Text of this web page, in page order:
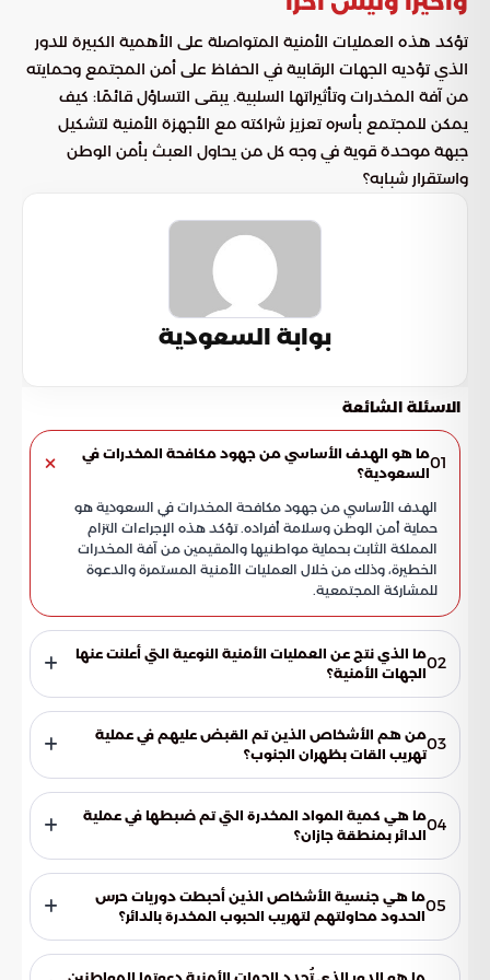
تؤكد هذه العمليات الأمنية المتواصلة على الأهمية الكبيرة للدور
الذي تؤديه الجهات الرقابية في الحفاظ على أمن المجتمع وحمايته
من آفة المخدرات وتأثيراتها السلبية. يبقى التساؤل قائمًا: كيف
يمكن للمجتمع بأسره تعزيز شراكته مع الأجهزة الأمنية لتشكيل
جبهة موحدة قوية في وجه كل من يحاول العبث بأمن الوطن
واستقرار شبابه؟
بوابة السعودية
الاسئلة الشائعة
01ما هو الهدف الأساسي من جهود مكافحة المخدرات في
السعودية؟
الهدف الأساسي من جهود مكافحة المخدرات في السعودية هو
حماية أمن الوطن وسلامة أفراده. تؤكد هذه الإجراءات التزام
المملكة الثابت بحماية مواطنيها والمقيمين من آفة المخدرات
الخطيرة، وذلك من خلال العمليات الأمنية المستمرة والدعوة
للمشاركة المجتمعية.
02ما الذي نتج عن العمليات الأمنية النوعية التي أعلنت عنها
الجهات الأمنية؟
إحباط محاولات عديدة لتهريب المواد المخدرة والمحظورة إلى
داخل المملكة. تبرز هذه النجاحات اليقظة المستمرة للأجهزة الأمنية
وقدرتها على رصد وإحباط المخططات الإجرامية التي تستهدف أمن
البلاد.
03من هم الأشخاص الذين تم القبض عليهم في عملية
تهريب القات بظهران الجنوب؟
من القبض على شخصين يحملان الجنسية اليمنية. جاء ذلك بعد
محاولتهما تهريب أربعة كيلوغرامات من نبات القات المخدر، وتم
المختصة.
04ما هي كمية المواد المخدرة التي تم ضبطها في عملية
الدائر بمنطقة جازان؟
وثمانمائة وخمسون قرصًا خاضعًا لتنظيم التداول الطبي، بالإضافة
إلى اثني عشر ألفًا وخمسمائة قرص من مادة الأمفيتامين المخدرة.
تمت هذه العملية إثر محاولة تهريب نفذها شخصان من الجنسية
الإثيوبية.
05ما هي جنسية الأشخاص الذين أحبطت دوريات حرس
الحدود محاولتهم لتهريب الحبوب المخدرة بالدائر؟
تهريب نفذها شخصان من الجنسية الإثيوبية. ضُبط بحوزتهما